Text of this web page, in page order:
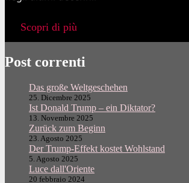
Scopri di più
Post correnti
Das große Weltgeschehen
25. Dicembre 2025
Ist Donald Trump – ein Diktator?
13. Novembre 2025
Zurück zum Beginn
23. Agosto 2025
Der Trump-Effekt kostet Wohlstand
5. Agosto 2025
Luce dall'Oriente
20 febbraio 2024